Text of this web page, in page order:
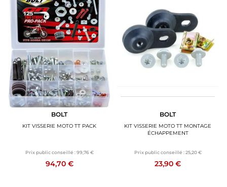
BOLT
KIT VISSERIE MOTO TT PACK
Prix public conseillé : 99,76 €
94,70 €
BOLT
KIT VISSERIE MOTO TT MONTAGE
ÉCHAPPEMENT
Prix public conseillé : 25,20 €
23,90 €